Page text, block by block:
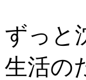
ずっと
生活の